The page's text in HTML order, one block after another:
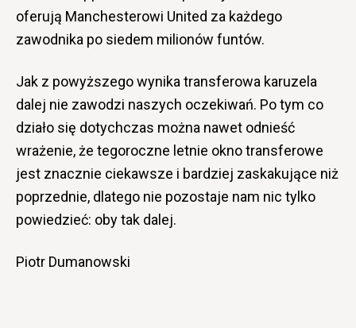
oferują Manchesterowi United za każdego
zawodnika po siedem milionów funtów.
Jak z powyższego wynika transferowa karuzela
dalej nie zawodzi naszych oczekiwań. Po tym co
działo się dotychczas można nawet odnieść
wrażenie, że tegoroczne letnie okno transferowe
jest znacznie ciekawsze i bardziej zaskakujące niż
poprzednie, dlatego nie pozostaje nam nic tylko
powiedzieć: oby tak dalej.
Piotr Dumanowski